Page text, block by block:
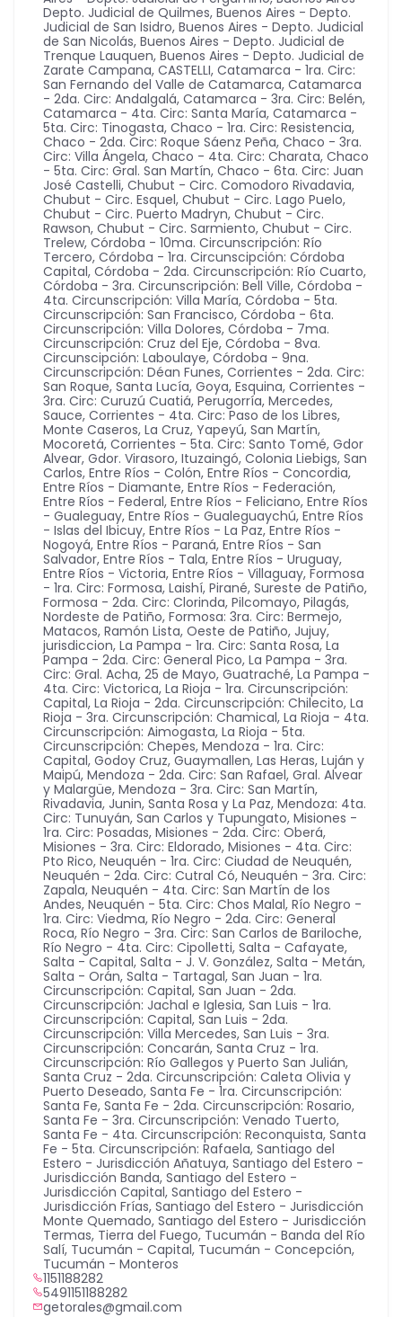
Depto. Judicial de Quilmes, Buenos Aires - Depto.
Judicial de San Isidro, Buenos Aires - Depto. Judicial
de San Nicolás, Buenos Aires - Depto. Judicial de
Trenque Lauquen, Buenos Aires - Depto. Judicial de
Zarate Campana, CASTELLI, Catamarca - 1ra. Circ:
San Fernando del Valle de Catamarca, Catamarca
- 2da. Circ: Andalgalá, Catamarca - 3ra. Circ: Belén,
Catamarca - 4ta. Circ: Santa María, Catamarca -
5ta. Circ: Tinogasta, Chaco - 1ra. Circ: Resistencia,
Chaco - 2da. Circ: Roque Sáenz Peña, Chaco - 3ra.
Circ: Villa Ángela, Chaco - 4ta. Circ: Charata, Chaco
- 5ta. Circ: Gral. San Martín, Chaco - 6ta. Circ: Juan
José Castelli, Chubut - Circ. Comodoro Rivadavia,
Chubut - Circ. Esquel, Chubut - Circ. Lago Puelo,
Chubut - Circ. Puerto Madryn, Chubut - Circ.
Rawson, Chubut - Circ. Sarmiento, Chubut - Circ.
Trelew, Córdoba - 10ma. Circunscripción: Río
Tercero, Córdoba - 1ra. Circunscipción: Córdoba
Capital, Córdoba - 2da. Circunscripción: Río Cuarto,
Córdoba - 3ra. Circunscripción: Bell Ville, Córdoba -
4ta. Circunscripción: Villa María, Córdoba - 5ta.
Circunscripción: San Francisco, Córdoba - 6ta.
Circunscripción: Villa Dolores, Córdoba - 7ma.
Circunscripción: Cruz del Eje, Córdoba - 8va.
Circunscipción: Laboulaye, Córdoba - 9na.
Circunscripción: Déan Funes, Corrientes - 2da. Circ:
San Roque, Santa Lucía, Goya, Esquina, Corrientes -
3ra. Circ: Curuzú Cuatiá, Perugorría, Mercedes,
Sauce, Corrientes - 4ta. Circ: Paso de los Libres,
Monte Caseros, La Cruz, Yapeyú, San Martín,
Mocoretá, Corrientes - 5ta. Circ: Santo Tomé, Gdor
Alvear, Gdor. Virasoro, Ituzaingó, Colonia Liebigs, San
Carlos, Entre Ríos - Colón, Entre Ríos - Concordia,
Entre Ríos - Diamante, Entre Ríos - Federación,
Entre Ríos - Federal, Entre Ríos - Feliciano, Entre Ríos
- Gualeguay, Entre Ríos - Gualeguaychú, Entre Ríos
- Islas del Ibicuy, Entre Ríos - La Paz, Entre Ríos -
Nogoyá, Entre Ríos - Paraná, Entre Ríos - San
Salvador, Entre Ríos - Tala, Entre Ríos - Uruguay,
Entre Ríos - Victoria, Entre Ríos - Villaguay, Formosa
- 1ra. Circ: Formosa, Laishí, Pirané, Sureste de Patiño,
Formosa - 2da. Circ: Clorinda, Pilcomayo, Pilagás,
Nordeste de Patiño, Formosa: 3ra. Circ: Bermejo,
Matacos, Ramón Lista, Oeste de Patiño, Jujuy,
jurisdiccion, La Pampa - 1ra. Circ: Santa Rosa, La
Pampa - 2da. Circ: General Pico, La Pampa - 3ra.
Circ: Gral. Acha, 25 de Mayo, Guatraché, La Pampa -
4ta. Circ: Victorica, La Rioja - 1ra. Circunscripción:
Capital, La Rioja - 2da. Circunscripción: Chilecito, La
Rioja - 3ra. Circunscripción: Chamical, La Rioja - 4ta.
Circunscripción: Aimogasta, La Rioja - 5ta.
Circunscripción: Chepes, Mendoza - 1ra. Circ:
Capital, Godoy Cruz, Guaymallen, Las Heras, Luján y
Maipú, Mendoza - 2da. Circ: San Rafael, Gral. Alvear
y Malargüe, Mendoza - 3ra. Circ: San Martín,
Rivadavia, Junin, Santa Rosa y La Paz, Mendoza: 4ta.
Circ: Tunuyán, San Carlos y Tupungato, Misiones -
1ra. Circ: Posadas, Misiones - 2da. Circ: Oberá,
Misiones - 3ra. Circ: Eldorado, Misiones - 4ta. Circ:
Pto Rico, Neuquén - 1ra. Circ: Ciudad de Neuquén,
Neuquén - 2da. Circ: Cutral Có, Neuquén - 3ra. Circ:
Zapala, Neuquén - 4ta. Circ: San Martín de los
Andes, Neuquén - 5ta. Circ: Chos Malal, Río Negro -
1ra. Circ: Viedma, Río Negro - 2da. Circ: General
Roca, Río Negro - 3ra. Circ: San Carlos de Bariloche,
Río Negro - 4ta. Circ: Cipolletti, Salta - Cafayate,
Salta - Capital, Salta - J. V. González, Salta - Metán,
Salta - Orán, Salta - Tartagal, San Juan - 1ra.
Circunscripción: Capital, San Juan - 2da.
Circunscripción: Jachal e Iglesia, San Luis - 1ra.
Circunscripción: Capital, San Luis - 2da.
Circunscripción: Villa Mercedes, San Luis - 3ra.
Circunscripción: Concarán, Santa Cruz - 1ra.
Circunscripción: Río Gallegos y Puerto San Julián,
Santa Cruz - 2da. Circunscripción: Caleta Olivia y
Puerto Deseado, Santa Fe - 1ra. Circunscripción:
Santa Fe, Santa Fe - 2da. Circunscripción: Rosario,
Santa Fe - 3ra. Circunscripción: Venado Tuerto,
Santa Fe - 4ta. Circunscripción: Reconquista, Santa
Fe - 5ta. Circunscripción: Rafaela, Santiago del
Estero - Jurisdicción Añatuya, Santiago del Estero -
Jurisdicción Banda, Santiago del Estero -
Jurisdicción Capital, Santiago del Estero -
Jurisdicción Frías, Santiago del Estero - Jurisdicción
Monte Quemado, Santiago del Estero - Jurisdicción
Termas, Tierra del Fuego, Tucumán - Banda del Río
Salí, Tucumán - Capital, Tucumán - Concepción,
Tucumán - Monteros
1151188282
5491151188282
getorales@gmail.com